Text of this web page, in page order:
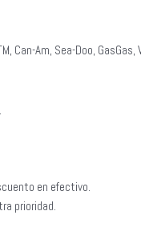
Can-Am, Sea-Doo,
en efectivo.
prioridad.